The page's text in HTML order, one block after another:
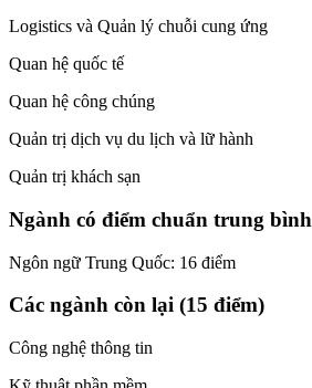
Logistics và Quản lý chuỗi cung ứng
Quan hệ quốc tế
Quan hệ công chúng
Quản trị dịch vụ du lịch và lữ hành
Quản trị khách sạn
Ngành có điểm chuẩn trung bình
Ngôn ngữ Trung Quốc: 16 điểm
Các ngành còn lại (15 điểm)
Công nghệ thông tin